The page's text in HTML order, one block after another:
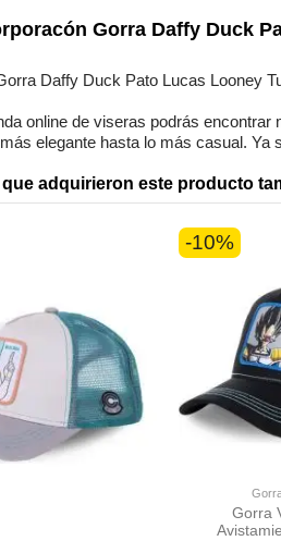
Gorra Daffy Duck
Daffy Duck Pato Lucas Looney
online de viseras podrás encontrar
elegante hasta lo más casual. Ya
adquirieron este producto
-10%
Gorra